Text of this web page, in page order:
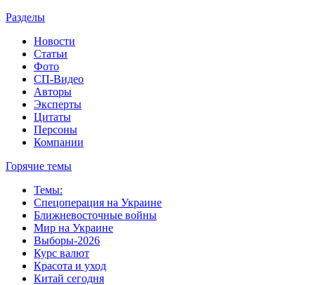
Разделы
Новости
Статьи
Фото
СП-Видео
Авторы
Эксперты
Цитаты
Персоны
Компании
Горячие темы
Темы:
Спецоперация на Украине
Ближневосточные войны
Мир на Украине
Выборы-2026
Курс валют
Красота и уход
Китай сегодня